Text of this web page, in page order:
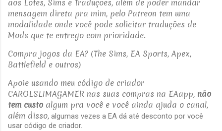
aos Lotes, Sims e Traduções, além de poder mandar
mensagem direta pra mim, pelo Patreon tem uma
modalidade onde você pode solicitar traduções de
Mods que te entrego com prioridade.
Compra jogos da EA? (The Sims, EA Sports, Apex,
Battlefield e outros)
Apoie usando meu código de criador
CAROLSLIMAGAMER nas suas compras na EAapp, não
tem custo algum pra você e você ainda ajuda o canal,
além disso, algumas vezes a EA dá até desconto por você
usar código de criador.